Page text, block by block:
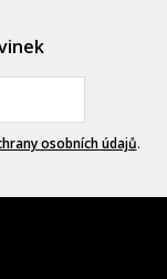
osobních údajů.